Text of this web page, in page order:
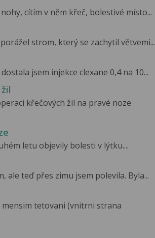
cítím v něm křeč, bolestivé místo...
strom, který se zachytil větvemi...
jsem injekce clexane 0,4 na 10...
křečových žil na pravé noze
letu objevily bolesti v lýtku....
ale teď přes zimu jsem polevila. Byla...
mensim tetovani (vnitrni strana